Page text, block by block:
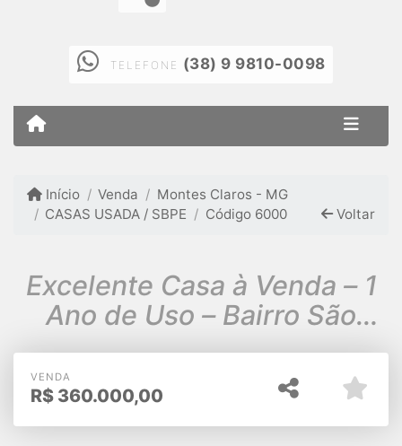
TELEFONE (38) 9 9810-0098
Início Venda
Montes Claros - MG
CASAS USADA / SBPE
Código 6000 Voltar
Excelente Casa à Venda – 1
Ano de Uso – Bairro São
Judas
VENDA
R$ 360.000,00